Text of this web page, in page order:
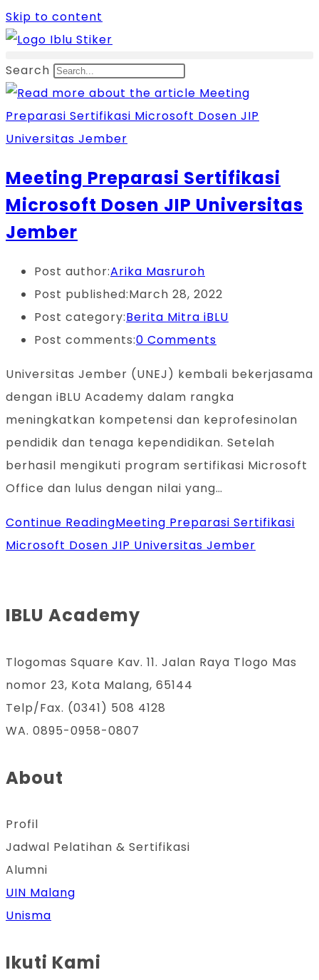
Skip to content
Search
Meeting Preparasi Sertifikasi
Microsoft Dosen JIP Universitas
Jember
Post author:Arika Masruroh
Post published:March 28, 2022
Post category:Berita Mitra iBLU
Post comments:0 Comments
Universitas Jember (UNEJ) kembali bekerjasama
dengan iBLU Academy dalam rangka
meningkatkan kompetensi dan keprofesinolan
pendidik dan tenaga kependidikan. Setelah
berhasil mengikuti program sertifikasi Microsoft
Office dan lulus dengan nilai yang…
Continue ReadingMeeting Preparasi Sertifikasi
Microsoft Dosen JIP Universitas Jember
IBLU Academy
Tlogomas Square Kav. 11. Jalan Raya Tlogo Mas
nomor 23, Kota Malang, 65144
Telp/Fax. (0341) 508 4128
WA. 0895-0958-0807
About
Profil
Jadwal Pelatihan & Sertifikasi
Alumni
UIN Malang
Unisma
Ikuti Kami